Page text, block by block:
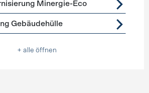
Minergie-Eco
Gebäudehülle
+ alle öffnen